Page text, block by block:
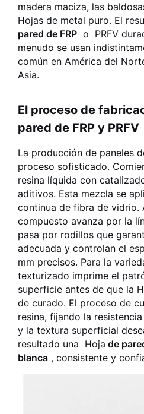
madera maciza, las
Hojas de metal puro. El
pared de FRP o PRFV
menudo se usan
común en América del
Asia.
El proceso de
pared de FRP y PRFV
La producción de paneles
proceso sofisticado.
resina líquida con
aditivos. Esta mezcla se
continua de fibra de vidrio.
compuesto avanza por la
pasa por rodillos que
adecuada y controlan el
mm precisos. Para la
texturizado imprime el
superficie antes de que la
de curado. El proceso de
resina, fijando la
y la textura superficial
resultado una Hoja de
blanca , consistente y